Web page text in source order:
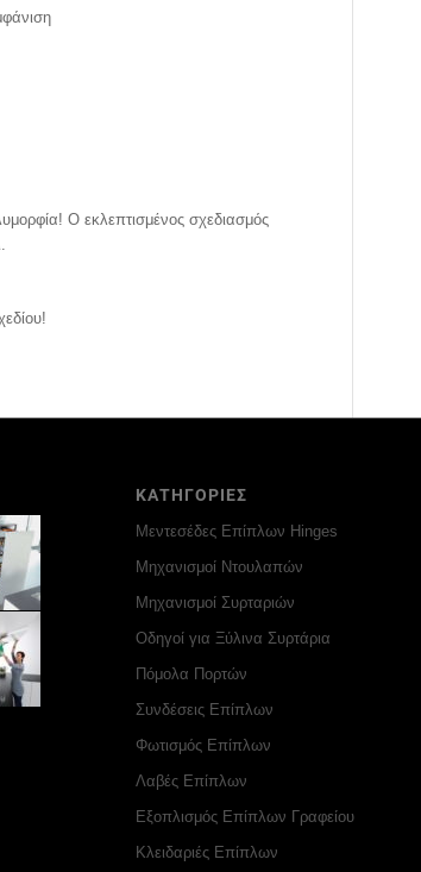
Ο εκλεπτισμένος σχεδιασμός
ΚΑΤΗΓΟΡΙΕΣ
Μεντεσέδες Επίπλων Hinges
Μηχανισμοί Ντουλαπών
Μηχανισμοί Συρταριών
Οδηγοί για Ξύλινα Συρτάρια
Πόμολα Πορτών
Συνδέσεις Επίπλων
Φωτισμός Επίπλων
Λαβές Επίπλων
Εξοπλισμός Επίπλων Γραφείου
Κλειδαριές Επίπλων